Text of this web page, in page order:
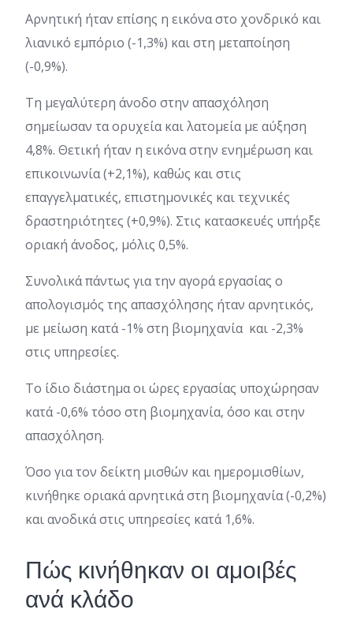
Αρνητική ήταν επίσης η εικόνα στο χονδρικό και
λιανικό εμπόριο (-1,3%) και στη μεταποίηση
(-0,9%).
Τη μεγαλύτερη άνοδο στην απασχόληση
σημείωσαν τα ορυχεία και λατομεία με αύξηση
4,8%. Θετική ήταν η εικόνα στην ενημέρωση και
επικοινωνία (+2,1%), καθώς και στις
επαγγελματικές, επιστημονικές και τεχνικές
δραστηριότητες (+0,9%). Στις κατασκευές υπήρξε
οριακή άνοδος, μόλις 0,5%.
Συνολικά πάντως για την αγορά εργασίας ο
απολογισμός της απασχόλησης ήταν αρνητικός,
με μείωση κατά -1% στη βιομηχανία και -2,3%
στις υπηρεσίες.
Το ίδιο διάστημα οι ώρες εργασίας υποχώρησαν
κατά -0,6% τόσο στη βιομηχανία, όσο και στην
απασχόληση.
Όσο για τον δείκτη μισθών και ημερομισθίων,
κινήθηκε οριακά αρνητικά στη βιομηχανία (-0,2%)
και ανοδικά στις υπηρεσίες κατά 1,6%.
Πώς κινήθηκαν οι αμοιβές
ανά κλάδο